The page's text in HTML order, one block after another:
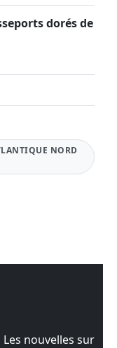
dorés de
NORD
nouvelles sur